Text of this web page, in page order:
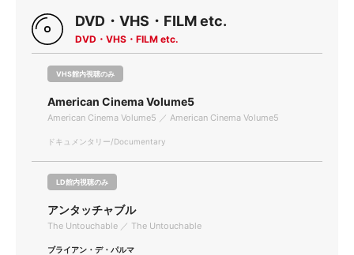
DVD・VHS・FILM etc.
DVD・VHS・FILM etc.
VHS館内視聴のみ
American Cinema Volume5
American Cinema Volume5 ／ American Cinema Volume5
ドキュメンタリー/Documentary
LD館内視聴のみ
アンタッチャブル
The Untouchable ／ The Untouchable
ブライアン・デ・パルマ